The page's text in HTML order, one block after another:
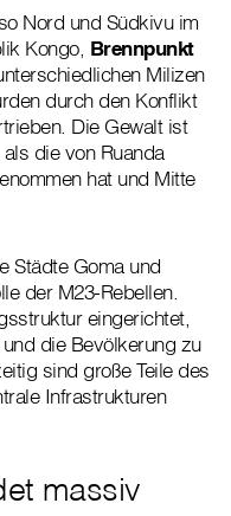
Nord und Südkivu im
Kongo, Brennpunkt
Milizen
durch den Konflikt
Die Gewalt ist
die von Ruanda
hat und Mitte
Städte Goma und
der M23-Rebellen.
eingerichtet,
die Bevölkerung zu
sind große Teile des
Infrastrukturen
massiv